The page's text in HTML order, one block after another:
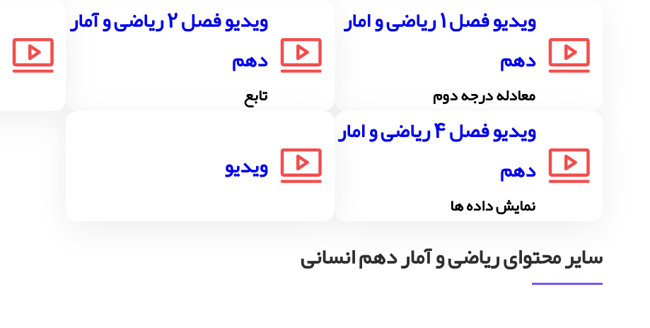
ویدیو فصل 1 ریاضی و امار
دهم
معادله درجه دوم
ویدیو فصل 2 ریاضی و آمار
دهم
تابع
ویدیو فصل 4 ریاضی و امار
دهم
نمایش داده ها
ویدیو
سایر محتوای ریاضی و آمار دهم انسانی